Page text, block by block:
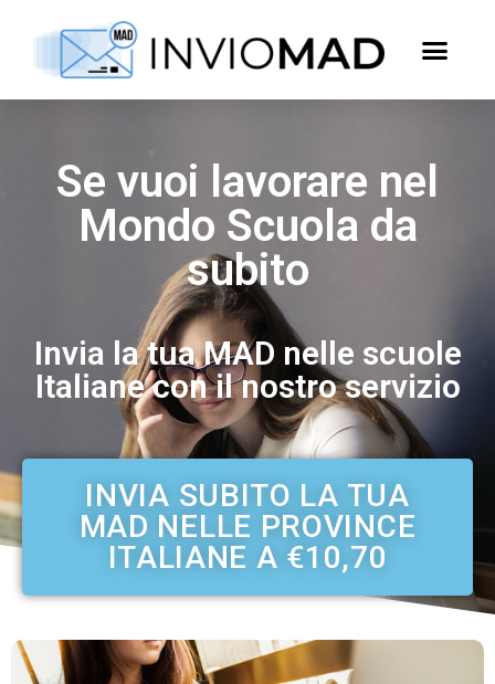
Se vuoi lavorare nel
Mondo Scuola da
subito
Invia la tua MAD nelle scuole
Italiane con il nostro servizio
INVIA SUBITO LA TUA
MAD NELLE PROVINCE
ITALIANE A €10,70